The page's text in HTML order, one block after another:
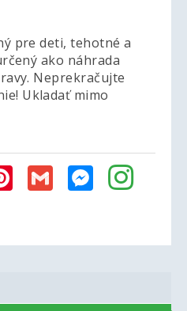
pre deti, tehotné a
ako náhrada
Neprekračujte
Ukladať mimo
Pinterest
Gmail Messenger